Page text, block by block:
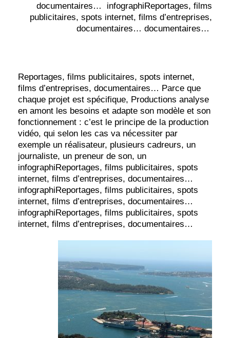
documentaires… infographiReportages, films
publicitaires, spots internet, films d’entreprises,
documentaires… documentaires…
Reportages, films publicitaires, spots internet,
films d’entreprises, documentaires… Parce que
chaque projet est spécifique, Productions analyse
en amont les besoins et adapte son modèle et son
fonctionnement : c’est le principe de la production
vidéo, qui selon les cas va nécessiter par
exemple un réalisateur, plusieurs cadreurs, un
journaliste, un preneur de son, un
infographiReportages, films publicitaires, spots
internet, films d’entreprises, documentaires…
infographiReportages, films publicitaires, spots
internet, films d’entreprises, documentaires…
infographiReportages, films publicitaires, spots
internet, films d’entreprises, documentaires…